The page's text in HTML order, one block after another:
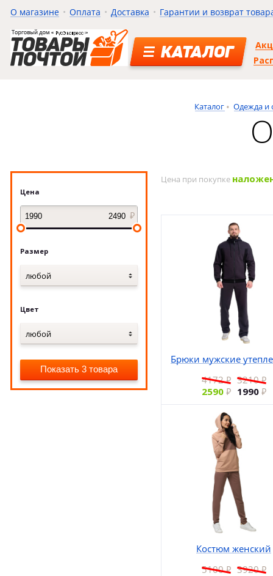
О магазине Оплата Доставка Гарантии и возврат
КАТАЛОГ
Каталог Одежда и
Цена
Размер
любой
Цвет
любой
Показать 3 товара
Цена при покупке
Брюки мужские
4172
2590
3210
1990
Костюм женский
5100
3920